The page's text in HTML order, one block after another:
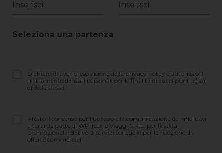
Seleziona una partenza
Dichiaro di aver preso visione della privacy policy e autorizzo il
trattamento dei dati personali per le finalità di cui ai punti a) b)
c) della stessa.
Presto il consenso per l’utilizzo e la comunicazione dei miei dati
a terzi da parte di WP Tour e Viaggi S.R.L. per finalità
promozionali relative ai servizi turistici e per la ricezione di
offerte commerciali.